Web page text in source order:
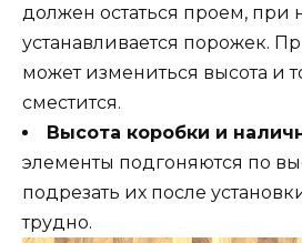
должен остаться проем, при
устанавливается порожек.
может измениться высота и
сместится.
Высота коробки и
элементы подгоняются по
подрезать их после
трудно.